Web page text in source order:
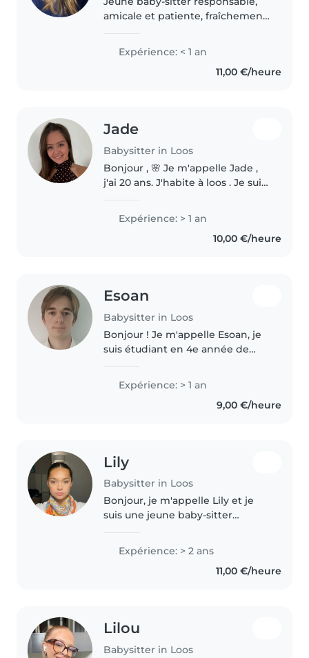
amicale et patiente, fraîchement
parle couramment l'anglais,
l'espagnol et le français. J'adore
dessiner, lire des histoires,..
Expérience: < 1 an
11,00 €/heure
Jade
Babysitter in Loos
Bonjour , 🌸 Je m'appelle Jade ,
j'ai 20 ans. J'habite à loos . Je suis
Licence sciences sanitaires et
sociales, et je rentre en 1er
année de médecine à..
Expérience: > 1 an
10,00 €/heure
Esoan
Babysitter in Loos
Bonjour ! Je m'appelle Esoan, je
suis étudiant en 4e année de
propose mes services de
babysitting pour garder vos
Expérience: > 1 an
9,00 €/heure
Lily
Babysitter in Loos
Bonjour, je m'appelle Lily et je
suis une jeune baby-sitter
d'expérience dans la garde
d'enfants. Bien que je sois
encore lycéenne, j'ai développé
Expérience: > 2 ans
11,00 €/heure
Lilou
Babysitter in Loos